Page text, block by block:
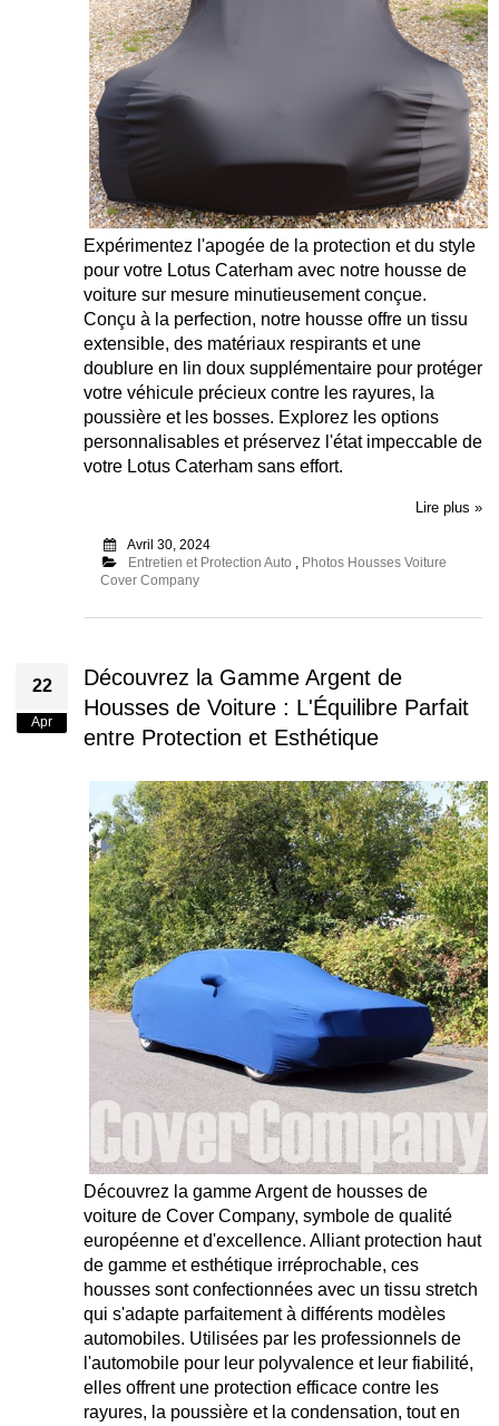
Expérimentez l'apogée de la protection et du style
pour votre Lotus Caterham avec notre housse de
voiture sur mesure minutieusement conçue.
Conçu à la perfection, notre housse offre un tissu
extensible, des matériaux respirants et une
doublure en lin doux supplémentaire pour protéger
votre véhicule précieux contre les rayures, la
poussière et les bosses. Explorez les options
personnalisables et préservez l'état impeccable de
votre Lotus Caterham sans effort.
Lire plus »
Avril 30, 2024
Entretien et Protection Auto , Photos Housses Voiture
Cover Company
22
Apr
Découvrez la Gamme Argent de
Housses de Voiture : L'Équilibre Parfait
entre Protection et Esthétique
Découvrez la gamme Argent de housses de
voiture de Cover Company, symbole de qualité
européenne et d'excellence. Alliant protection haut
de gamme et esthétique irréprochable, ces
housses sont confectionnées avec un tissu stretch
qui s'adapte parfaitement à différents modèles
automobiles. Utilisées par les professionnels de
l'automobile pour leur polyvalence et leur fiabilité,
elles offrent une protection efficace contre les
rayures, la poussière et la condensation, tout en